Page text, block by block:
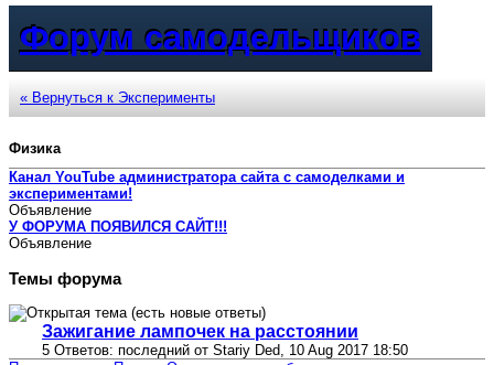
Форум самодельщиков
« Вернуться к Эксперименты
Физика
Канал YouTube администратора сайта с самоделками и
экспериментами!
Объявление
У ФОРУМА ПОЯВИЛСЯ САЙТ!!!
Объявление
Темы форума
Зажигание лампочек на расстоянии
5 Ответов: последний от Stariy Ded, 10 Aug 2017 18:50